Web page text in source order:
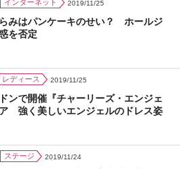
インターネット 2019/11/25
みはパンケーキのせい？ ホールジ
を否定
レディース 2019/11/25
ンで開催『チャーリーズ・エンジェ
強く美しいエンジェルのドレス姿
ステージ 2019/11/24